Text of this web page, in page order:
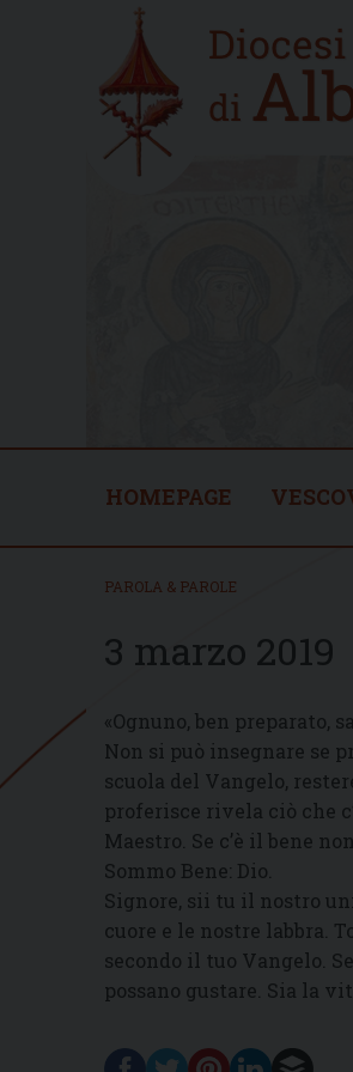
Home
new
HOMEPAGE
PAROLA & PAROLE
3 marzo 2019
«Ognuno, ben preparato,
Non si può insegnare se
scuola del Vangelo,
proferisce rivela ciò che
Maestro. Se c’è il bene
Sommo Bene: Dio.
Signore, sii tu il nostro
cuore e le nostre labbra.
secondo il tuo Vangelo.
possano gustare. Sia la